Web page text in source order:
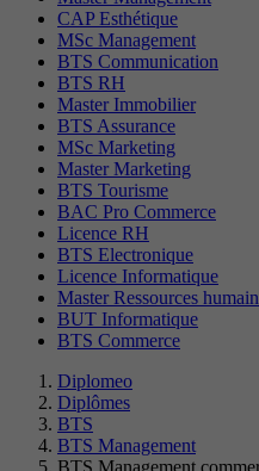
CAP Esthétique
MSc Management
BTS Communication
BTS RH
Master Immobilier
BTS Assurance
MSc Marketing
Master Marketing
BTS Tourisme
BAC Pro Commerce
Licence RH
BTS Electronique
Licence Informatique
Master Ressources
BUT Informatique
BTS Commerce
Diplomeo
Diplômes
BTS
BTS Management
BTS Management